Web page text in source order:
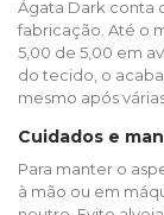
Ágata Dark conta
fabricação. Até o
5,00 de 5,00 em
do tecido, o
mesmo após
Cuidados e
Para manter o
à mão ou em